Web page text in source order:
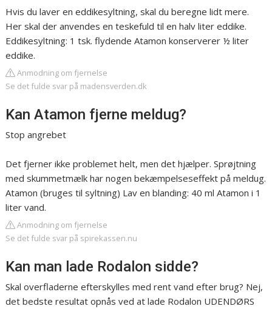
Hvis du laver en eddikesyltning, skal du beregne lidt mere.
Her skal der anvendes en teskefuld til en halv liter eddike.
Eddikesyltning: 1 tsk. flydende Atamon konserverer ½ liter
eddike.
Anmodning om fjernelse
Se det fulde svar på madensverden.dk
Kan Atamon fjerne meldug?
Stop angrebet
Det fjerner ikke problemet helt, men det hjælper. Sprøjtning
med skummetmælk har nogen bekæmpelseseffekt på meldug.
Atamon (bruges til syltning) Lav en blanding: 40 ml Atamon i 1
liter vand.
Anmodning om fjernelse
Se det fulde svar på spirekassen.nu
Kan man lade Rodalon sidde?
Skal overfladerne efterskylles med rent vand efter brug? Nej,
det bedste resultat opnås ved at lade Rodalon UDENDØRS